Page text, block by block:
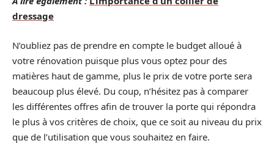
dressage
N’oubliez pas de prendre en compte le budget alloué à
votre rénovation puisque plus vous optez pour des
matières haut de gamme, plus le prix de votre porte sera
beaucoup plus élevé. Du coup, n’hésitez pas à comparer
les différentes offres afin de trouver la porte qui répondra
le plus à vos critères de choix, que ce soit au niveau du prix
que de l’utilisation que vous souhaitez en faire.